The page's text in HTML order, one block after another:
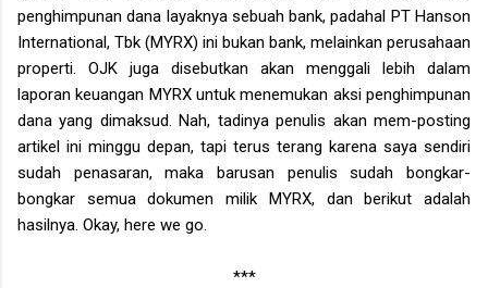
penghimpunan dana layaknya sebuah bank, padahal PT Hanson
International, Tbk (MYRX) ini bukan bank, melainkan perusahaan
properti. OJK juga disebutkan akan menggali lebih dalam
laporan keuangan MYRX untuk menemukan aksi penghimpunan
dana yang dimaksud. Nah, tadinya penulis akan mem-posting
artikel ini minggu depan, tapi terus terang karena saya sendiri
sudah penasaran, maka barusan penulis sudah bongkar-
bongkar semua dokumen milik MYRX, dan berikut adalah
hasilnya. Okay, here we go.
***